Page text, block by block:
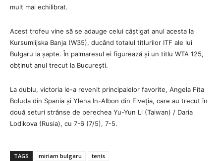
mult mai echilibrat.
Acest trofeu vine să se adauge celui câștigat anul acesta la
Kursumlijska Banja (W35), ducând totalul titlurilor ITF ale lui
Bulgaru la șapte. În palmaresul ei figurează și un titlu WTA 125,
obținut anul trecut la București.
La dublu, victoria le-a revenit principalelor favorite, Angela Fita
Boluda din Spania și Ylena In-Albon din Elveția, care au trecut în
două seturi strânse de perechea Yu-Yun Li (Taiwan) / Daria
Lodikova (Rusia), cu 7-6 (7/5), 7-5.
TAGS miriam bulgaru tenis